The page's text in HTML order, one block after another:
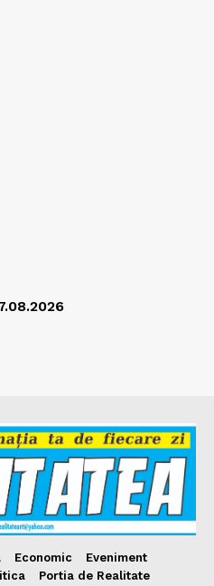
Economic
Eveniment
Portia de Realitate